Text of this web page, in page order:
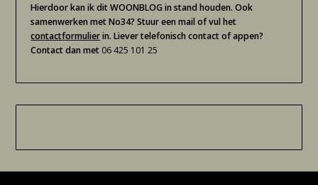
Hierdoor kan ik dit WOONBLOG in stand houden. Ook
samenwerken met No34? Stuur een mail of vul het
contactformulierin. Liever telefonisch contact of appen?
Contact dan met 06 425 101 25